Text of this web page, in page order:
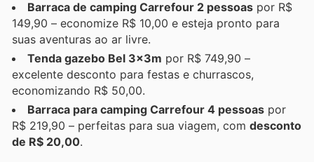
Barraca de camping Carrefour 2 pessoas por R$
149,90 – economize R$ 10,00 e esteja pronto para
suas aventuras ao ar livre.
Tenda gazebo Bel 3x3m por R$ 749,90 –
excelente desconto para festas e churrascos,
economizando R$ 50,00.
Barraca para camping Carrefour 4 pessoas por
R$ 219,90 – perfeitas para sua viagem, com desconto
de R$ 20,00.